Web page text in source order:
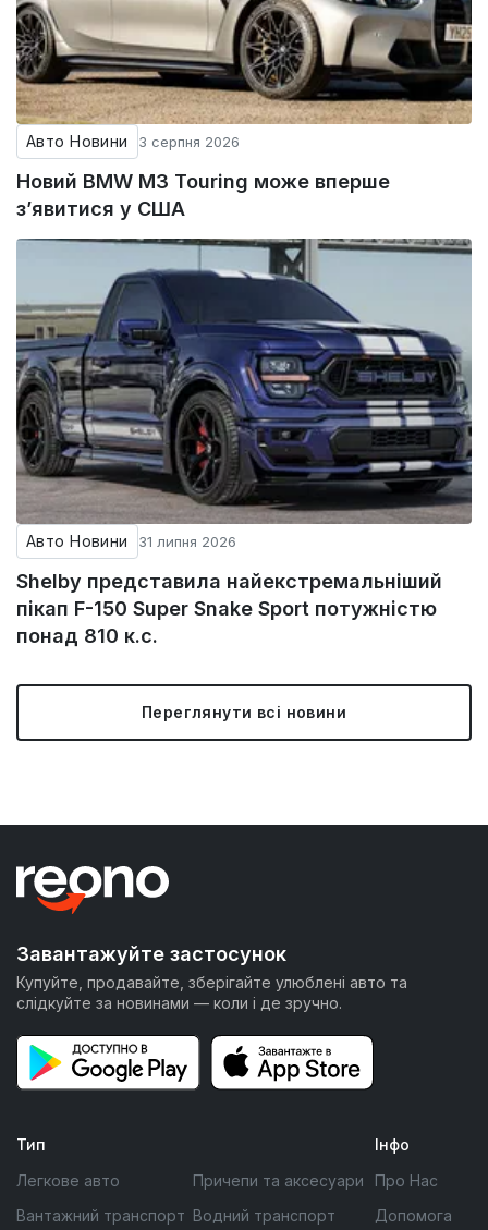
Авто Новини 3 серпня 2026
Новий BMW M3 Touring може вперше
з’явитися у США
Авто Новини 31 липня 2026
Shelby представила найекстремальніший
пікап F-150 Super Snake Sport потужністю
понад 810 к.с.
Переглянути всі новини
Завантажуйте застосунок
Купуйте, продавайте, зберігайте улюблені авто та
слідкуйте за новинами — коли і де зручно.
Тип
Легкове авто
Вантажний транспорт
Причепи та аксесуари
Водний транспорт
Інфо
Про Нас
Допомога